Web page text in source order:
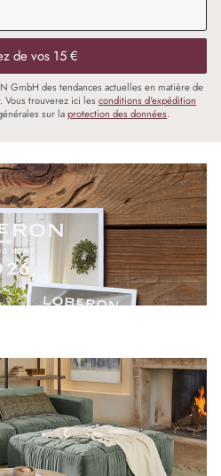
de vos 15 €
GmbH des tendances actuelles en matière de
Vous trouverez ici les conditions d'expédition
sur laprotection des données.